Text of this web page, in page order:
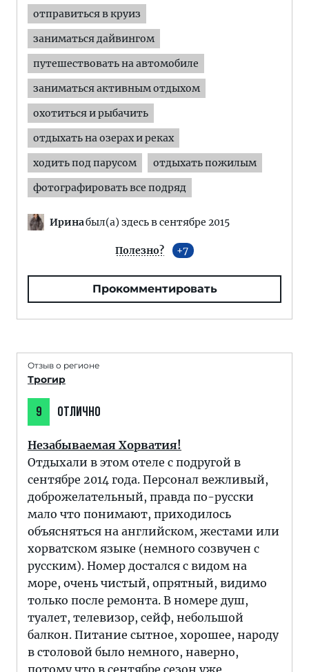
отправиться в круиз
заниматься дайвингом
путешествовать на автомобиле
заниматься активным отдыхом
охотиться и рыбачить
отдыхать на озерах и реках
ходить под парусом
отдыхать пожилым
фотографировать все подряд
Иринабыл(а) здесь в сентябре 2015
Полезно? 7
Прокомментировать
Отзыв о регионе
Трогир
9 ОТЛИЧНО
Незабываемая Хорватия!
Отдыхали в этом отеле с подругой в
сентябре 2014 года. Персонал вежливый,
доброжелательный, правда по-русски
мало что понимают, приходилось
объясняться на английском, жестами или
хорватском языке (немного созвучен с
русским). Номер достался с видом на
море, очень чистый, опрятный, видимо
только после ремонта. В номере душ,
туалет, телевизор, сейф, небольшой
балкон. Питание сытное, хорошее, народу
в столовой было немного, наверно,
потому что в сентябре сезон уже